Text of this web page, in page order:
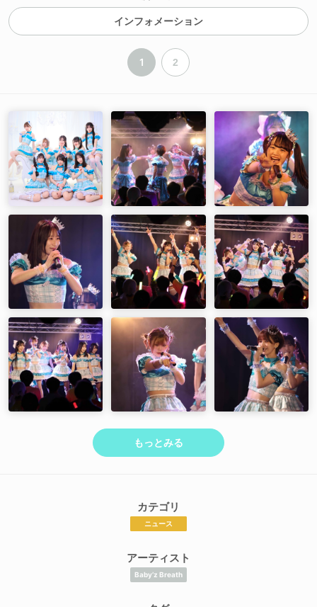
06.「どんな未来でも」（新メンバー参加8名体制）
07.「キミラシクアレ」（新メンバー参加8名体制）
08.「Run to the STAR」（新メンバー参加8名体制）
インフォメーション
1 2
もっとみる
カテゴリ
ニュース
アーティスト
Baby’z Breath